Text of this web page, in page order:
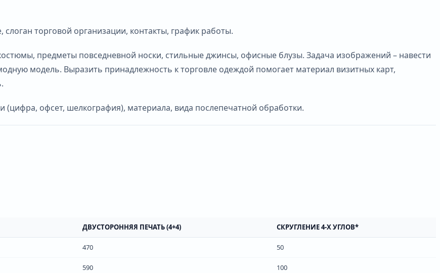
торговой организации, контакты, график работы.
предметы повседневной носки, стильные джинсы, офисные блузы. Задача изображений – навести
модель. Выразить принадлежность к торговле одеждой помогает материал визитных карт,
(цифра, офсет, шелкография), материала, вида послепечатной обработки.
ДВУСТОРОННЯЯ ПЕЧАТЬ (4+4) СКРУГЛЕНИЕ 4-Х УГЛОВ*
470 50
590 100